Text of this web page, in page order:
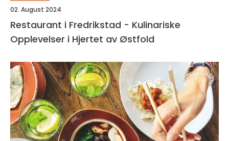
02. August 2024
Restaurant i Fredrikstad - Kulinariske
Opplevelser i Hjertet av Østfold